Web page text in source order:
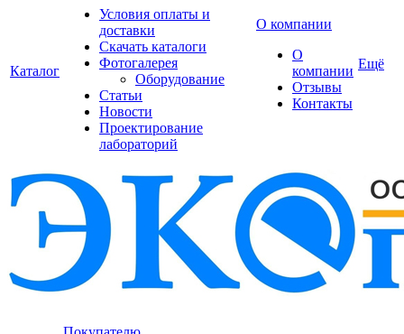
Каталог
Условия оплаты и
доставки
Скачать каталоги
Фотогалерея
Оборудование
Статьи
Новости
Проектирование
лабораторий
О компании
О
компании
Отзывы
Контакты
Ещё